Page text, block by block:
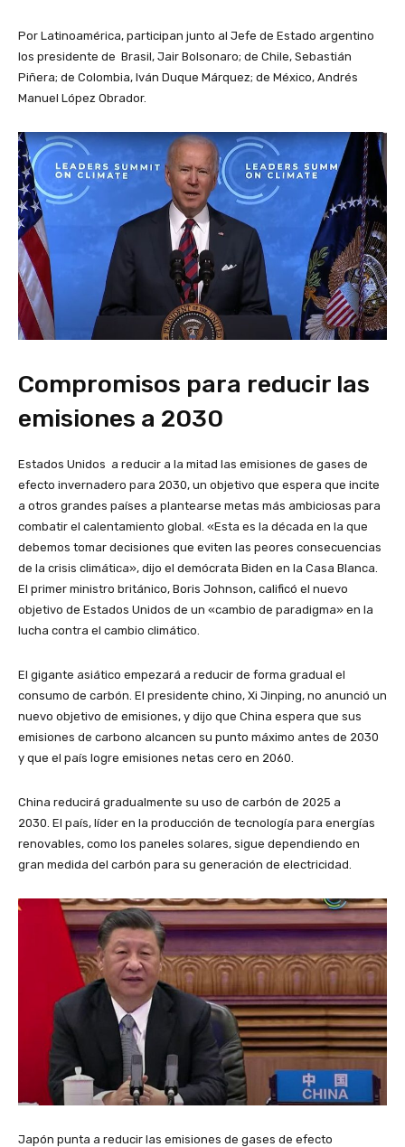
Por Latinoamérica, participan junto al Jefe de Estado argentino
los presidente de Brasil, Jair Bolsonaro; de Chile, Sebastián
Piñera; de Colombia, Iván Duque Márquez; de México, Andrés
Manuel López Obrador.
Compromisos para reducir las
emisiones a 2030
Estados Unidos a reducir a la mitad las emisiones de gases de
efecto invernadero para 2030, un objetivo que espera que incite
a otros grandes países a plantearse metas más ambiciosas para
combatir el calentamiento global. «Esta es la década en la que
debemos tomar decisiones que eviten las peores consecuencias
de la crisis climática», dijo el demócrata Biden en la Casa Blanca.
El primer ministro británico, Boris Johnson, calificó el nuevo
objetivo de Estados Unidos de un «cambio de paradigma» en la
lucha contra el cambio climático.
El gigante asiático empezará a reducir de forma gradual el
consumo de carbón. El presidente chino, Xi Jinping, no anunció un
nuevo objetivo de emisiones, y dijo que China espera que sus
emisiones de carbono alcancen su punto máximo antes de 2030
y que el país logre emisiones netas cero en 2060.
China reducirá gradualmente su uso de carbón de 2025 a
2030. El país, líder en la producción de tecnología para energías
renovables, como los paneles solares, sigue dependiendo en
gran medida del carbón para su generación de electricidad.
Japón punta a reducir las emisiones de gases de efecto